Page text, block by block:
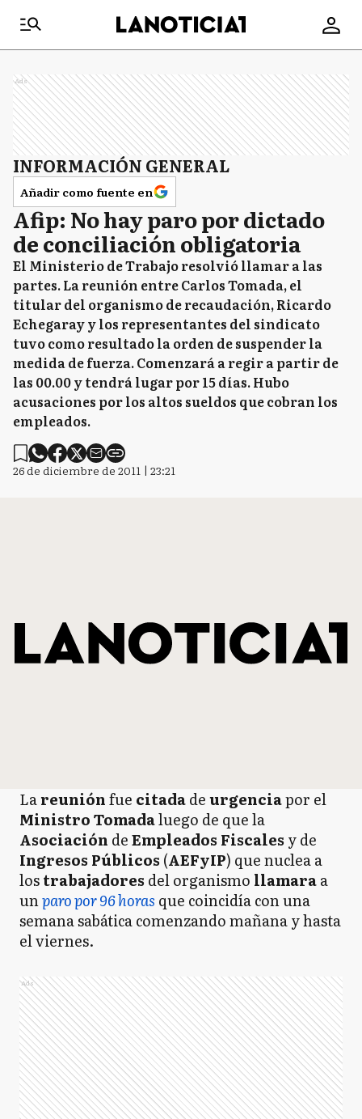
Ads
INFORMACIÓN GENERAL
Añadir como fuente en
Afip: No hay paro por dictado
de conciliación obligatoria
El Ministerio de Trabajo resolvió llamar a las
partes. La reunión entre Carlos Tomada, el
titular del organismo de recaudación, Ricardo
Echegaray y los representantes del sindicato
tuvo como resultado la orden de suspender la
medida de fuerza. Comenzará a regir a partir de
las 00.00 y tendrá lugar por 15 días. Hubo
acusaciones por los altos sueldos que cobran los
empleados.
26 de diciembre de 2011 | 23:21
Lareuniónfue citadadeurgenciapor el
MinistroTomadaluego de que la
Asociación deEmpleados Fiscales y de
Ingresos Públicos (AEFyIP) que nuclea a
lostrabajadores del organismo llamaraa
unparo por 96 horas que coincidía con una
semana sabática comenzando mañana y hasta
el viernes.
Ads